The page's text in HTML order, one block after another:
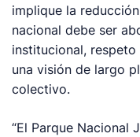
implique la
nacional debe ser
institucional,
una visión de largo
colectivo.
“El Parque Nacional